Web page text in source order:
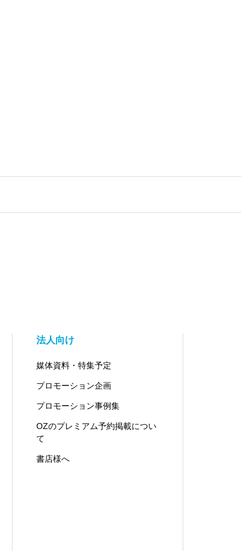
法人向け
媒体資料・特集予定
プロモーション企画
プロモーション事例集
OZのプレミアム予約掲載につい
て
書店様へ